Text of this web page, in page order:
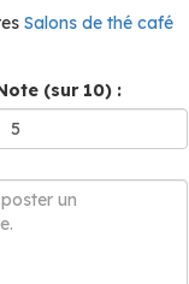
Salons de thé café
(sur 10) :